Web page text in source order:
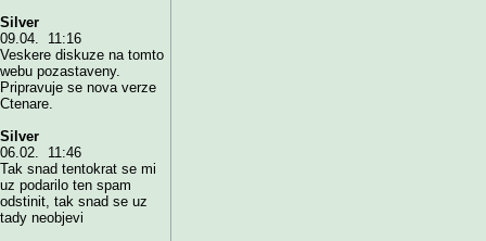
Silver
09.04. 11:16
Veskere diskuze na tomto
webu pozastaveny.
Pripravuje se nova verze
Ctenare.
Silver
06.02. 11:46
Tak snad tentokrat se mi
uz podarilo ten spam
odstinit, tak snad se uz
tady neobjevi